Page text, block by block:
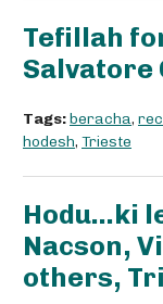
Tefillah
Salvatore
Tags:beracha,
hodesh, Trieste
Hodu...ki
Nacson,
others,